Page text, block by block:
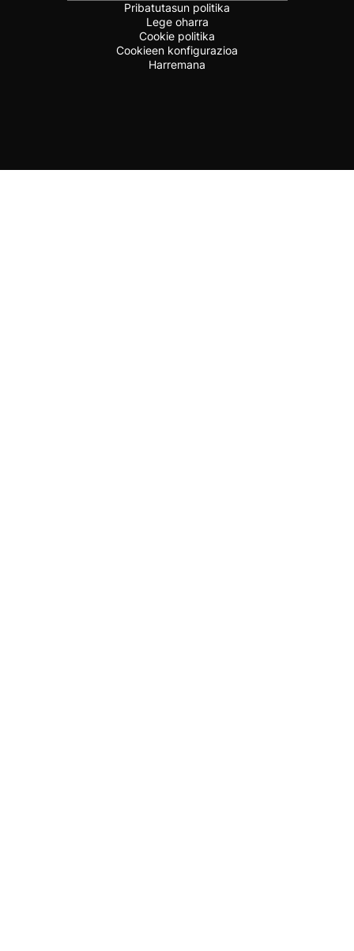
Pribatutasun politika
Lege oharra
Cookie politika
Cookieen konfigurazioa
Harremana